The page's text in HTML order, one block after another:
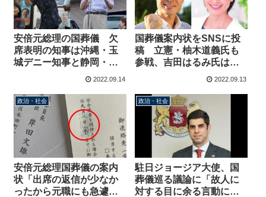
安倍元総理の国葬儀 欠
席表明の知事は沖縄・玉
城デニー知事と静岡・川
勝平太知事のみ、10県が
2022.09.14
国葬儀案内状をSNSに投
稿 立憲・柚木道義氏も
参戦、吉田はるみ氏は欠
席なのに修正テープに苦
そのくらいの手間をかけ
るべき」
2022.09.13
政治・社会
安倍元総理国葬儀の案内
状「出席の返信が少なか
ったから元職にも急遽発
政治・社会
駐日ジョージア大使、国
葬儀巡る議論に「故人に
対する目に余る言動に心